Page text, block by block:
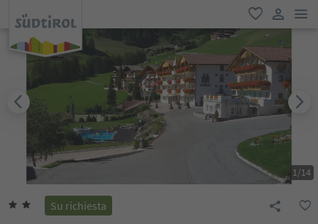
favoriti
user link
1/14
Su richiesta